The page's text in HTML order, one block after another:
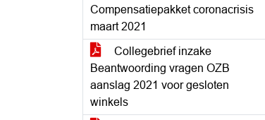
Compensatiepakket coronacrisis
maart 2021
Collegebrief inzake
Beantwoording vragen OZB
aanslag 2021 voor gesloten
winkels